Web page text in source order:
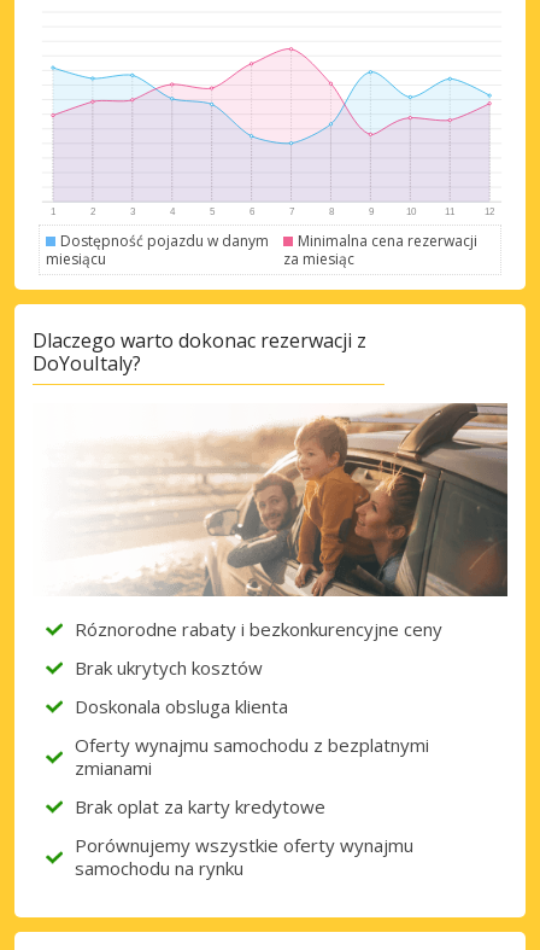
Dostępność pojazdu w danym
miesiącu
Minimalna cena rezerwacji
za miesiąc
Dlaczego warto dokonac rezerwacji z
DoYouItaly?
Róznorodne rabaty i bezkonkurencyjne ceny
Brak ukrytych kosztów
Doskonala obsluga klienta
Oferty wynajmu samochodu z bezplatnymi
zmianami
Brak oplat za karty kredytowe
Porównujemy wszystkie oferty wynajmu
samochodu na rynku